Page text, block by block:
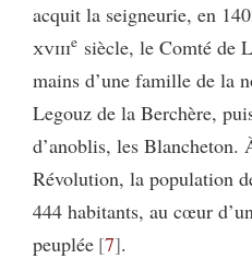
acquit la seigneurie, en
xviiie siècle, le Comté de
mains d’une famille de la
Legouz de la Berchère,
d’anoblis, les Blancheton.
Révolution, la population
444 habitants, au cœur
peuplée 7 .